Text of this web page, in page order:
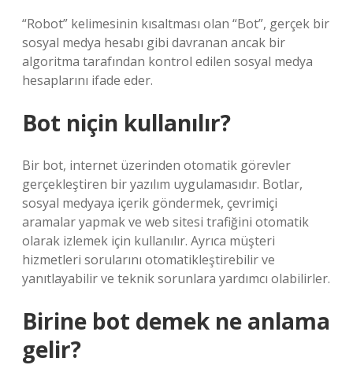
“Robot” kelimesinin kısaltması olan “Bot”, gerçek bir
sosyal medya hesabı gibi davranan ancak bir
algoritma tarafından kontrol edilen sosyal medya
hesaplarını ifade eder.
Bot niçin kullanılır?
Bir bot, internet üzerinden otomatik görevler
gerçekleştiren bir yazılım uygulamasıdır. Botlar,
sosyal medyaya içerik göndermek, çevrimiçi
aramalar yapmak ve web sitesi trafiğini otomatik
olarak izlemek için kullanılır. Ayrıca müşteri
hizmetleri sorularını otomatikleştirebilir ve
yanıtlayabilir ve teknik sorunlara yardımcı olabilirler.
Birine bot demek ne anlama
gelir?